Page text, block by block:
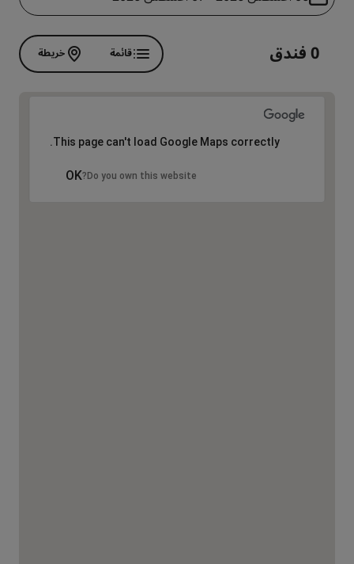
0 فندق قائمة خريطة
This page can't load Google Maps correctly.
Do you own this website?
OK